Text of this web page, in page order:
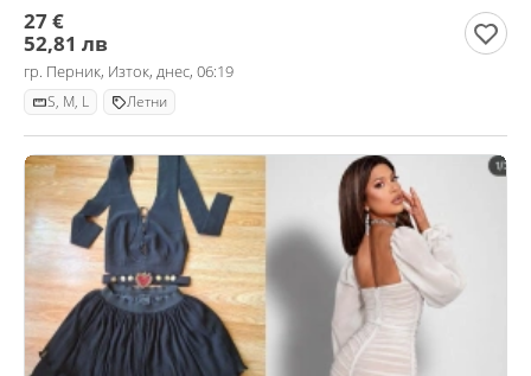
27 €
52,81 лв
гр. Перник, Изток, днес, 06:19
S, M, L Летни